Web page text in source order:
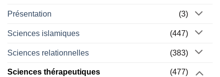
Présentation (3)
Sciences islamiques (447)
Sciences relationnelles (383)
Sciences thérapeutiques (477)